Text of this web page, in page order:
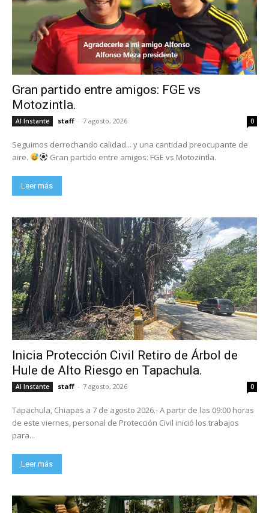
Gran partido entre amigos: FGE vs
Motozintla.
Al Instante staff - 7 agosto, 2026 0
Seguimos derrochando calidad... y una cantidad preocupante de
aire.
Gran partido entre amigos: FGE vs Motozintla.
Leer más
Inicia Protección Civil Retiro de Árbol de
Hule de Alto Riesgo en Tapachula.
Al Instante staff - 7 agosto, 2026 0
Tapachula, Chiapas a 7 de agosto 2026.- A partir de las 09:00 horas
de este viernes, personal de Protección Civil inició los trabajos
para...
Leer más